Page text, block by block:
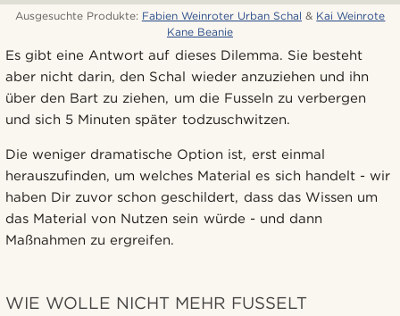
Ausgesuchte Produkte: Fabien Weinroter Urban Schal & Kai Weinrote
Kane Beanie
Es gibt eine Antwort auf dieses Dilemma. Sie besteht
aber nicht darin, den Schal wieder anzuziehen und ihn
über den Bart zu ziehen, um die Fusseln zu verbergen
und sich 5 Minuten später todzuschwitzen.
Die weniger dramatische Option ist, erst einmal
herauszufinden, um welches Material es sich handelt - wir
haben Dir zuvor schon geschildert, dass das Wissen um
das Material von Nutzen sein würde - und dann
Maßnahmen zu ergreifen.
WIE WOLLE NICHT MEHR FUSSELT